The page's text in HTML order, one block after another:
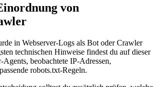
von
in Webserver-Logs als Bot oder Crawler
technischen Hinweise findest du auf dieser
Agents, beobachtete IP-Adressen,
robots.txt-Regeln.